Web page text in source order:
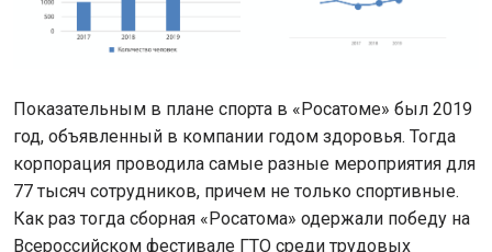
Показательным в плане спорта в «Росатоме» был 2019
год, объявленный в компании годом здоровья. Тогда
корпорация проводила самые разные мероприятия для
77 тысяч сотрудников, причем не только спортивные.
Как раз тогда сборная «Росатома» одержали победу на
Всероссийском фестивале ГТО среди трудовых